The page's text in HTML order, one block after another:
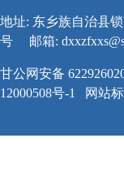
地址: 东乡族自治县
号
邮箱:
甘公网安备
12000508号-1
网站